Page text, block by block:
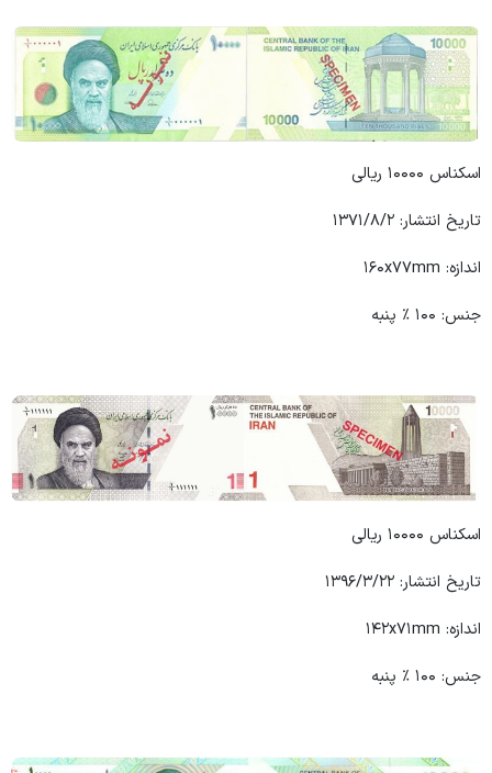
اسکناس ۱۰۰۰۰ ریالی
تاریخ انتشار: ۱۳۷۱/۸/۲
اندازه: ۱۶۰x۷۷mm
جنس: ۱۰۰ ٪ پنبه
اسکناس ۱۰۰۰۰ ریالی
تاریخ انتشار: ۱۳۹۶/۳/۲۲
اندازه: ۱۴۲x۷۱mm
جنس: ۱۰۰ ٪ پنبه